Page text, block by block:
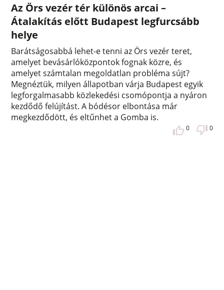
Az Örs vezér tér különös arcai –
Átalakítás előtt Budapest legfurcsább
helye
Barátságosabbá lehet-e tenni az Örs vezér teret,
amelyet bevásárlóközpontok fognak közre, és
amelyet számtalan megoldatlan probléma sújt?
Megnéztük, milyen állapotban várja Budapest egyik
legforgalmasabb közlekedési csomópontja a nyáron
kezdődő felújítást. A bódésor elbontása már
megkezdődött, és eltűnhet a Gomba is.
0 0